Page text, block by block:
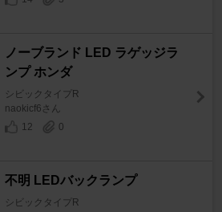
ノーブランド LED ラゲッジラ
ンプ ホンダ
シビックタイプR
naokicf6さん
12
0
不明 LEDバックランプ
シビックタイプR